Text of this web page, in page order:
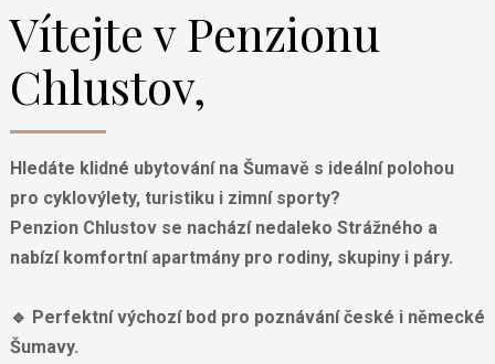
Vítejte v Penzionu
Chlustov,
Hledáte klidné ubytování na Šumavěs ideální polohou
pro cyklovýlety, turistiku i zimní sporty?
Penzion Chlustovse nachází nedaleko Strážného a
nabízí komfortní apartmány pro rodiny, skupiny i páry.
🔹 Perfektní výchozí bod pro poznávání české i německé
Šumavy.